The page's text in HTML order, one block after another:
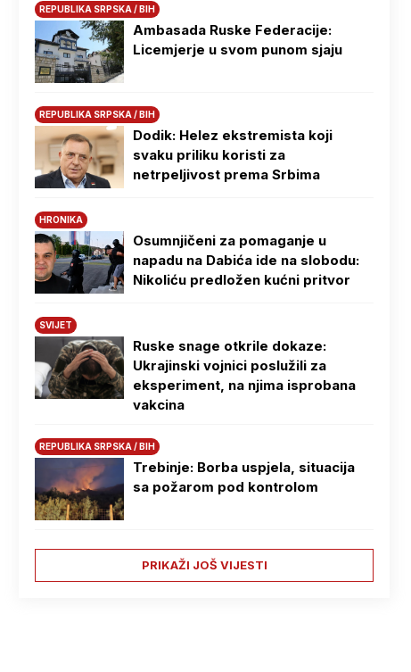
REPUBLIKA SRPSKA / BIH
Ambasada Ruske Federacije:
Licemjerje u svom punom sjaju
REPUBLIKA SRPSKA / BIH
Dodik: Helez ekstremista koji
svaku priliku koristi za
netrpeljivost prema Srbima
HRONIKA
Osumnjičeni za pomaganje u
napadu na Dabića ide na slobodu:
Nikoliću predložen kućni pritvor
SVIJET
Ruske snage otkrile dokaze:
Ukrajinski vojnici poslužili za
eksperiment, na njima isprobana
vakcina
REPUBLIKA SRPSKA / BIH
Trebinje: Borba uspjela, situacija
sa požarom pod kontrolom
PRIKAŽI JOŠ VIJESTI